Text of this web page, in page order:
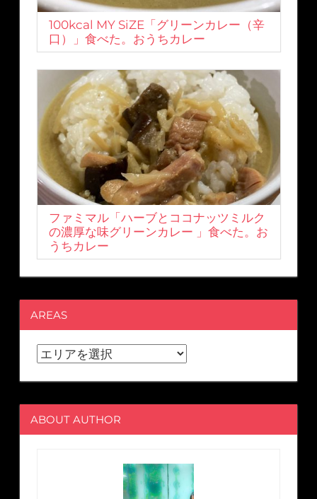
100kcal MY SiZE「グリーンカレー（辛
口）」食べた。おうちカレー
ファミマル「ハーブとココナッツミルク
の濃厚な味グリーンカレー 」食べた。お
うちカレー
AREAS
ABOUT AUTHOR